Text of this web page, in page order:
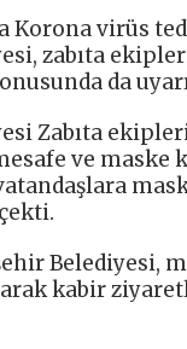
Korona virüs
zabıta
da
Zabıta
ve
Belediyesi,
kabir